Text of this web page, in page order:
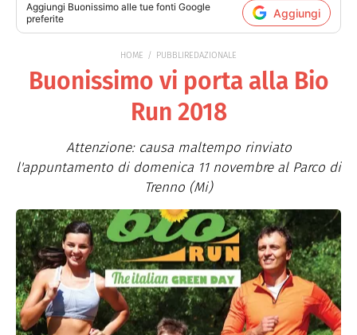
Aggiungi Buonissimo alle tue fonti Google
preferite
Aggiungi
HOME PUBBLIREDAZIONALE
Buonissimo vi porta alla Bio
Run 2018
Attenzione: causa maltempo rinviato
l'appuntamento di domenica 11 novembre al Parco di
Trenno (Mi)